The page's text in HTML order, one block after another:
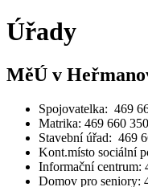
Úřady
MěÚ v
Spojovatelka: 469
Matrika: 469 660 350
Stavební úřad: 469
Kont.místo sociální
Informační centrum:
Domov pro seniory: